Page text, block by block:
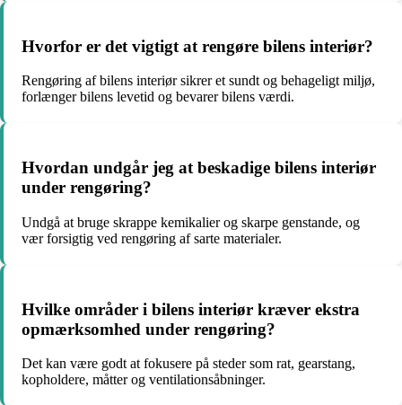
Hvorfor er det vigtigt at rengøre bilens interiør?
Rengøring af bilens interiør sikrer et sundt og behageligt miljø,
forlænger bilens levetid og bevarer bilens værdi.
Hvordan undgår jeg at beskadige bilens interiør
under rengøring?
Undgå at bruge skrappe kemikalier og skarpe genstande, og
vær forsigtig ved rengøring af sarte materialer.
Hvilke områder i bilens interiør kræver ekstra
opmærksomhed under rengøring?
Det kan være godt at fokusere på steder som rat, gearstang,
kopholdere, måtter og ventilationsåbninger.